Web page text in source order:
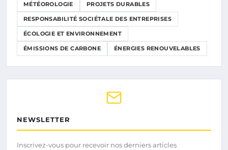
MÉTÉOROLOGIE PROJETS DURABLES
RESPONSABILITÉ SOCIÉTALE DES ENTREPRISES
ÉCOLOGIE ET ENVIRONNEMENT
ÉMISSIONS DE CARBONE ÉNERGIES RENOUVELABLES
NEWSLETTER
Inscrivez-vous pour recevoir nos derniers articles